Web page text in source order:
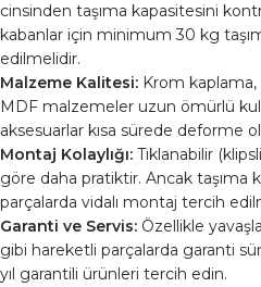
cinsinden taşıma kapasitesini
kabanlar için minimum 30 kg
edilmelidir.
Malzeme Kalitesi: Krom
MDF malzemeler uzun ömürlü
aksesuarlar kısa sürede deforme
Montaj Kolaylığı: Tıklanabilir
göre daha pratiktir. Ancak taşıma
parçalarda vidalı montaj tercih
Garanti ve Servis: Özellikle
gibi hareketli parçalarda garanti
yıl garantili ürünleri tercih edin.